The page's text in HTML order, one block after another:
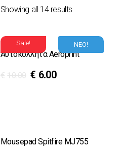
Showing all 14 results
Sale! ΝΕΟ!
Αυτοκόλλητα Aeroprint
€ 10.00 € 6.00
Mousepad Spitfire MJ755